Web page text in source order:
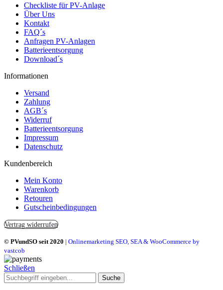
Checkliste für PV-Anlage
Über Uns
Kontakt
FAQ´s
Anfragen PV-Anlagen
Batterieentsorgung
Download´s
Informationen
Versand
Zahlung
AGB´s
Widerruf
Batterieentsorgung
Impressum
Datenschutz
Kundenbereich
Mein Konto
Warenkorb
Retouren
Gutscheinbedingungen
Vertrag widerrufen
© PVundSO seit 2020 | Onlinemarketing SEO, SEA & WooCommerce by
vastcob
Schließen
Suche